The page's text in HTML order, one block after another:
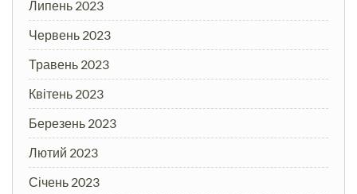
Липень 2023
Червень 2023
Травень 2023
Квітень 2023
Березень 2023
Лютий 2023
Січень 2023